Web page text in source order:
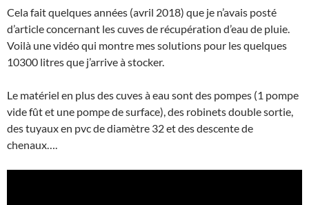
Cela fait quelques années (avril 2018) que je n’avais posté
d’article concernant les cuves de récupération d’eau de pluie.
Voilà une vidéo qui montre mes solutions pour les quelques
10300 litres que j’arrive à stocker.
Le matériel en plus des cuves à eau sont des pompes (1 pompe
vide fût et une pompe de surface), des robinets double sortie,
des tuyaux en pvc de diamètre 32 et des descente de
chenaux….